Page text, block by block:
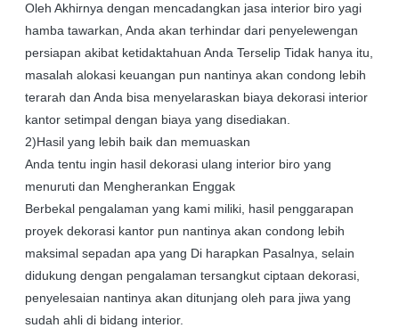
Oleh Akhirnya dengan mencadangkan jasa interior biro yagi
hamba tawarkan, Anda akan terhindar dari penyelewengan
persiapan akibat ketidaktahuan Anda Terselip Tidak hanya itu,
masalah alokasi keuangan pun nantinya akan condong lebih
terarah dan Anda bisa menyelaraskan biaya dekorasi interior
kantor setimpal dengan biaya yang disediakan.
2)Hasil yang lebih baik dan memuaskan
Anda tentu ingin hasil dekorasi ulang interior biro yang
menuruti dan Mengherankan Enggak
Berbekal pengalaman yang kami miliki, hasil penggarapan
proyek dekorasi kantor pun nantinya akan condong lebih
maksimal sepadan apa yang Di harapkan Pasalnya, selain
didukung dengan pengalaman tersangkut ciptaan dekorasi,
penyelesaian nantinya akan ditunjang oleh para jiwa yang
sudah ahli di bidang interior.